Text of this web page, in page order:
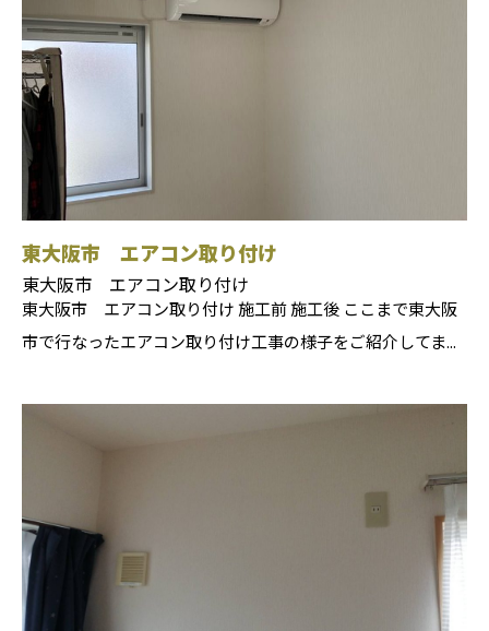
東大阪市 エアコン取り付け
東大阪市 エアコン取り付け
東大阪市 エアコン取り付け 施工前 施工後 ここまで東大阪
市で行なったエアコン取り付け工事の様子をご紹介してま...